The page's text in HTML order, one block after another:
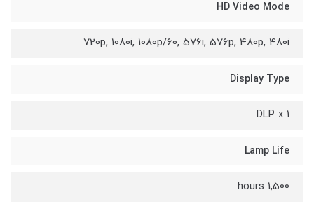
HD Video Mode
720p, 1080i, 1080p/60, 576i, 576p, 480p, 480i
Display Type
DLP x 1
Lamp Life
1,500 hours